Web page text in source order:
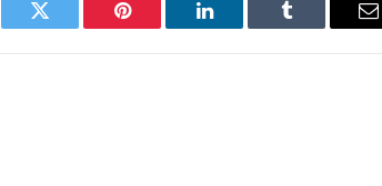
Twitter Pinterest LinkedIn Tumblr